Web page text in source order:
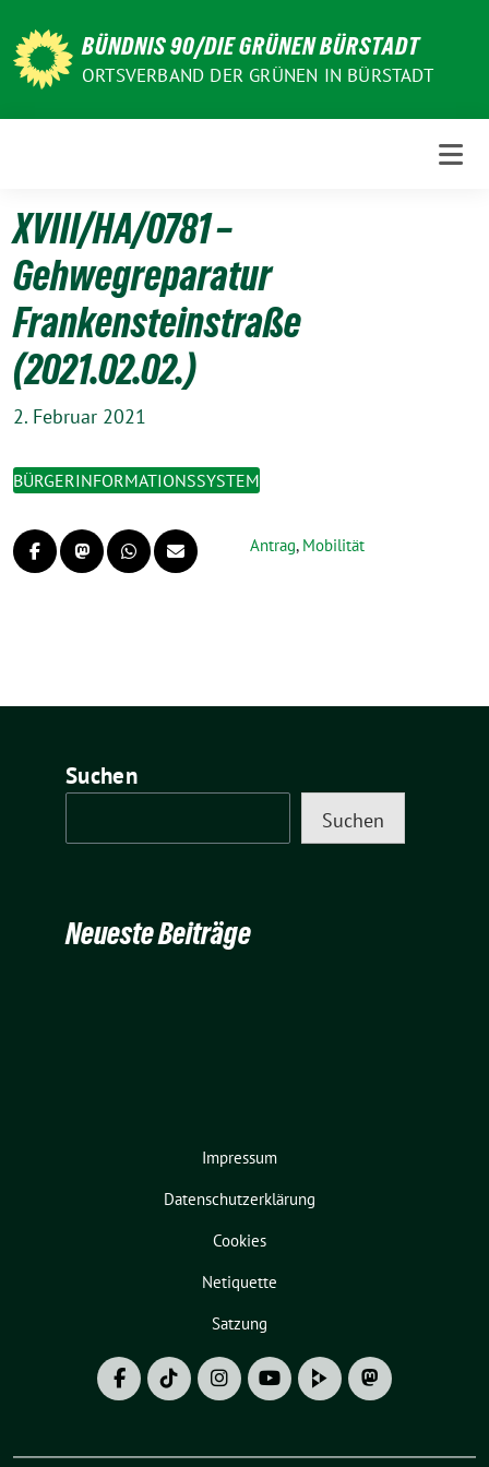
zum
Inhalt
BÜNDNIS 90/DIE GRÜNEN BÜRSTADT
ORTSVERBAND DER GRÜNEN IN BÜRSTADT
XVIII/HA/0781 –
Gehwegreparatur
Frankensteinstraße
(2021.02.02.)
2. Februar 2021
BÜRGERINFORMATIONSSYSTEM
Antrag, Mobilität
Suchen
Suchen
Neueste Beiträge
Impressum
Datenschutzerklärung
Cookies
Netiquette
Satzung